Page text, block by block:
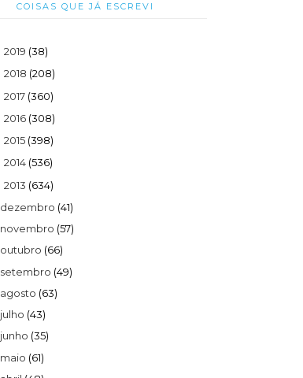
COISAS QUE JÁ ESCREVI
2019 (38)
2018 (208)
2017 (360)
2016 (308)
2015 (398)
2014 (536)
2013 (634)
dezembro (41)
novembro (57)
outubro (66)
setembro (49)
agosto (63)
julho (43)
junho (35)
maio (61)